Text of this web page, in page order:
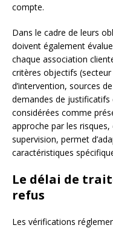
compte.
Dans le cadre de leurs
doivent également
chaque association
critères objectifs (secteur
d’intervention, sources
demandes de
considérées comme
approche par les
supervision, permet
caractéristiques
Le délai de
refus
Les vérifications